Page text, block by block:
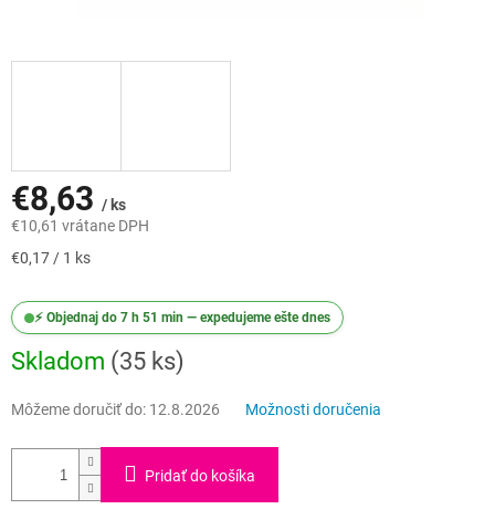
€8,63 / ks
€10,61 vrátane DPH
Jednotková
€0,17 / 1 ks
⚡ Objednaj do 7 h 51 min — expedujeme ešte dnes
Skladom (35 ks)
Môžeme doručiť do: 12.8.2026 Možnosti doručenia
Pridať do košíka